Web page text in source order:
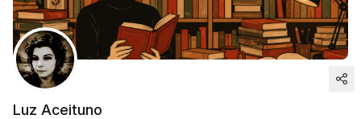
Luz Aceituno